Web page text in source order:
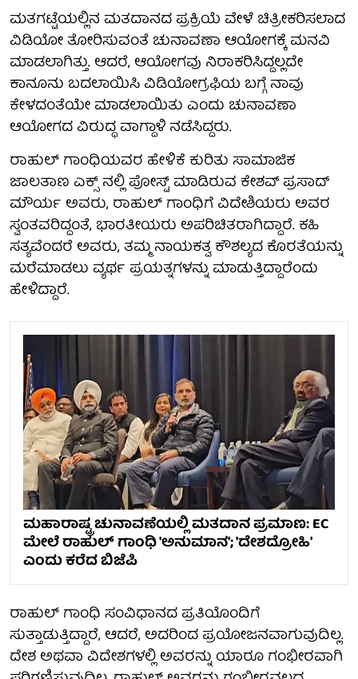
ಮತಗಟ್ಟೆಯಲ್ಲಿನ ಮತದಾನದ ಪ್ರಕ್ರಿಯೆ ವೇಳೆ ಚಿತ್ರೀಕರಿಸಲಾದ
ವಿಡಿಯೋ ತೋರಿಸುವಂತೆ ಚುನಾವಣಾ ಆಯೋಗಕ್ಕೆ ಮನವಿ
ಮಾಡಲಾಗಿತ್ತು. ಆದರೆ, ಆಯೋಗವು ನಿರಾಕರಿಸಿದ್ದಲ್ಲದೇ
ಕಾನೂನು ಬದಲಾಯಿಸಿ ವಿಡಿಯೋಗ್ರಫಿಯ ಬಗ್ಗೆ ನಾವು
ಕೇಳದಂತೆಯೇ ಮಾಡಲಾಯಿತು ಎಂದು ಚುನಾವಣಾ
ಆಯೋಗದ ವಿರುದ್ಧ ವಾಗ್ದಾಳಿ ನಡೆಸಿದ್ದರು.
ರಾಹುಲ್ ಗಾಂಧಿಯವರ ಹೇಳಿಕೆ ಕುರಿತು ಸಾಮಾಜಿಕ
ಜಾಲತಾಣ ಎಕ್ಸ್ ನಲ್ಲಿ ಪೋಸ್ಟ್ ಮಾಡಿರುವ ಕೇಶವ್ ಪ್ರಸಾದ್
ಮೌರ್ಯ ಅವರು, ರಾಹುಲ್ ಗಾಂಧಿಗೆ ವಿದೇಶಿಯರು ಅವರ
ಸ್ವಂತವರಿದ್ದಂತೆ, ಭಾರತೀಯರು ಅಪರಿಚಿತರಾಗಿದ್ದಾರೆ. ಕಹಿ
ಸತ್ಯವೆಂದರೆ ಅವರು, ತಮ್ಮ ನಾಯಕತ್ವ ಕೌಶಲ್ಯದ ಕೊರತೆಯನ್ನು
ಮರೆಮಾಡಲು ವ್ಯರ್ಥ ಪ್ರಯತ್ನಗಳನ್ನು ಮಾಡುತ್ತಿದ್ದಾರೆಂದು
ಹೇಳಿದ್ದಾರೆ.
ಮಹಾರಾಷ್ಟ್ರ ಚುನಾವಣೆಯಲ್ಲಿ ಮತದಾನ ಪ್ರಮಾಣ: EC
ಮೇಲೆ ರಾಹುಲ್ ಗಾಂಧಿ 'ಅನುಮಾನ'; 'ದೇಶದ್ರೋಹಿ'
ಎಂದು ಕರೆದ ಬಿಜೆಪಿ
ರಾಹುಲ್ ಗಾಂಧಿ ಸಂವಿಧಾನದ ಪ್ರತಿಯೊಂದಿಗೆ
ಸುತ್ತಾಡುತ್ತಿದ್ದಾರೆ, ಆದರೆ, ಅದರಿಂದ ಪ್ರಯೋಜನವಾಗುವುದಿಲ್ಲ.
ದೇಶ ಅಥವಾ ವಿದೇಶಗಳಲ್ಲಿ ಅವರನ್ನು ಯಾರೂ ಗಂಭೀರವಾಗಿ